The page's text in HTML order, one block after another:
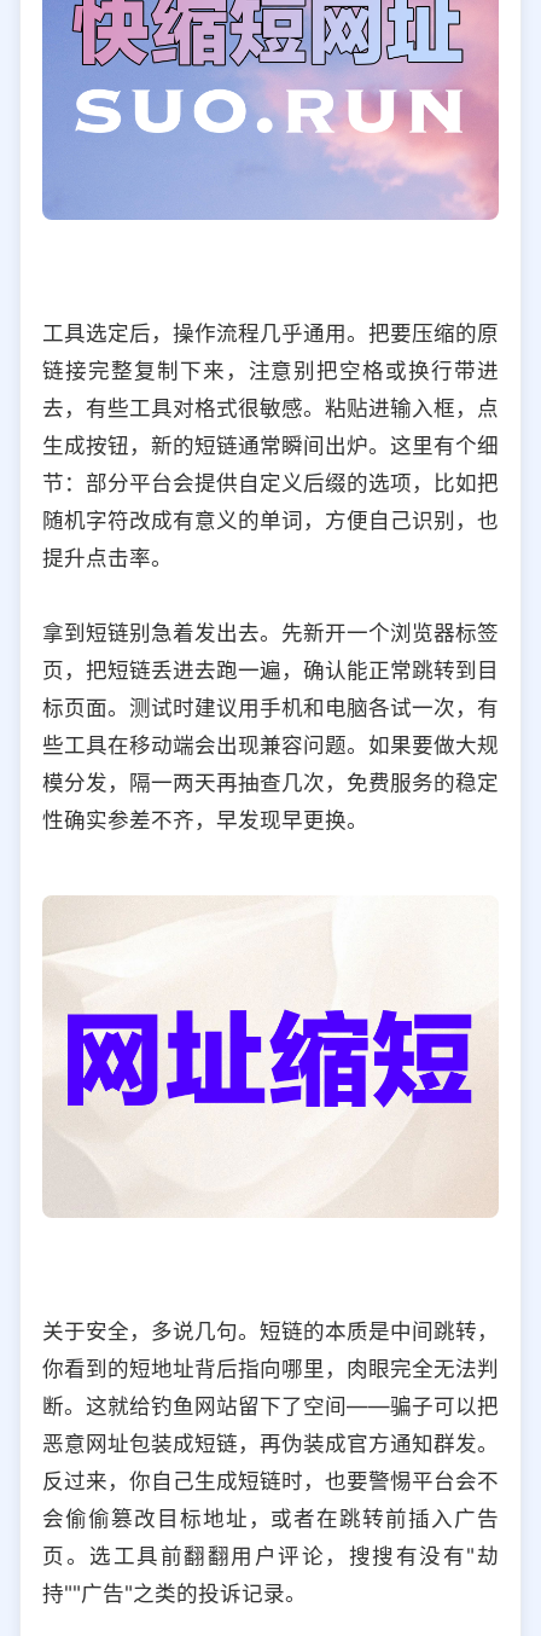
工具选定后，操作流程几乎通用。把要压缩的原
链接完整复制下来，注意别把空格或换行带进
去，有些工具对格式很敏感。粘贴进输入框，点
生成按钮，新的短链通常瞬间出炉。这里有个细
节：部分平台会提供自定义后缀的选项，比如把
随机字符改成有意义的单词，方便自己识别，也
提升点击率。
拿到短链别急着发出去。先新开一个浏览器标签
页，把短链丢进去跑一遍，确认能正常跳转到目
标页面。测试时建议用手机和电脑各试一次，有
些工具在移动端会出现兼容问题。如果要做大规
模分发，隔一两天再抽查几次，免费服务的稳定
性确实参差不齐，早发现早更换。
关于安全，多说几句。短链的本质是中间跳转，
你看到的短地址背后指向哪里，肉眼完全无法判
断。这就给钓鱼网站留下了空间——骗子可以把
恶意网址包装成短链，再伪装成官方通知群发。
反过来，你自己生成短链时，也要警惕平台会不
会偷偷篡改目标地址，或者在跳转前插入广告
页。选工具前翻翻用户评论，搜搜有没有"劫
持""广告"之类的投诉记录。